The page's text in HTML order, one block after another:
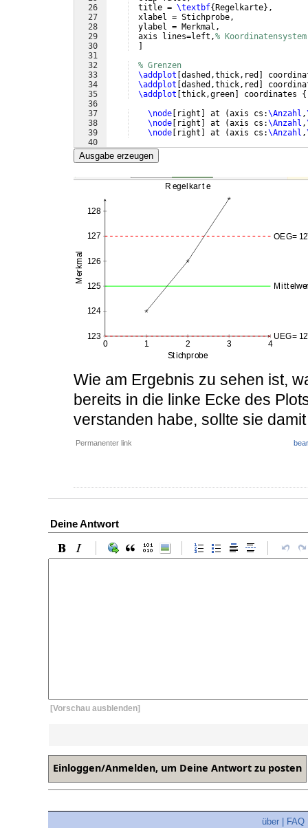
26
27
28
29
30
31
32
33
34
35
36
37
38
39
40
41
  title =
\textbf{ Regelkarte} ,
  xlabel = Stichprobe,
  ylabel = Merkmal,
  axis lines=left,
%
% Grenzen
\addplot dashed,thick,red
\addplot dashed,thick,red
\addplot thick,green coordinates {
\node
right at (axis cs:\Anzahl ,
\node
right at (axis cs:\Anzahl ,
\node
right at (axis cs:\Anzahl ,
% Messwerte
Ausgabe erzeugen
Wie am Ergebnis zu sehen ist,
bereits in die linke Ecke des
verstanden habe, sollte sie
Permanenter link
Deine Antwort
[Vorschau ausblenden]
über FAQ